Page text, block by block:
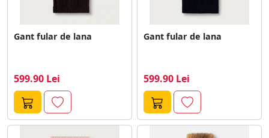
Gant fular de lana
599.90 Lei
Gant fular de lana
599.90 Lei